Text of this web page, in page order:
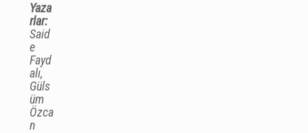
Yaza
rlar:
Said
e
Fayd
alı,
Güls
üm
Özca
n